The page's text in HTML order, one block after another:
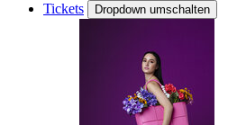
Tickets
Dropdown umschalten